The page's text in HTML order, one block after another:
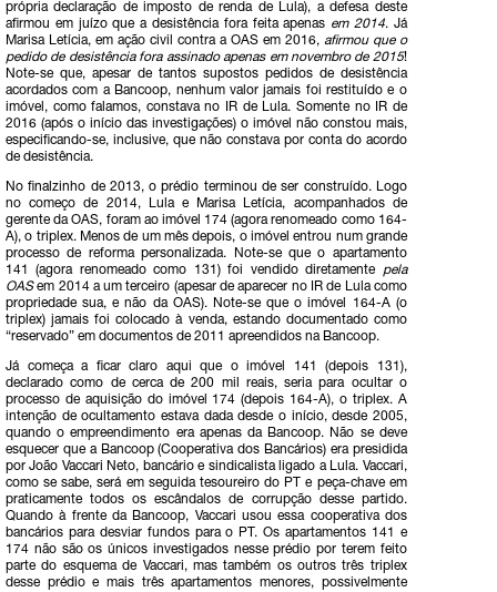
própria declaração de imposto de renda de Lula), a defesa deste
afirmou em juízo que a desistência fora feita apenas em 2014. Já
Marisa Letícia, em ação civil contra a OAS em 2016, afirmou que o
pedido de desistência fora assinado apenas em novembro de 2015!
Note-se que, apesar de tantos supostos pedidos de desistência
acordados com a Bancoop, nenhum valor jamais foi restituído e o
imóvel, como falamos, constava no IR de Lula. Somente no IR de
2016 (após o início das investigações) o imóvel não constou mais,
especificando-se, inclusive, que não constava por conta do acordo
de desistência.
No finalzinho de 2013, o prédio terminou de ser construído. Logo
no começo de 2014, Lula e Marisa Letícia, acompanhados de
gerente da OAS, foram ao imóvel 174 (agora renomeado como 164-
A), o triplex. Menos de um mês depois, o imóvel entrou num grande
processo de reforma personalizada. Note-se que o apartamento
141 (agora renomeado como 131) foi vendido diretamentepela
OASem 2014 a um terceiro (apesar de aparecer no IR de Lula como
propriedade sua, e não da OAS). Note-se que o imóvel 164-A (o
triplex) jamais foi colocado à venda, estando documentado como
“reservado” em documentos de 2011 apreendidos na Bancoop.
Já começa a ficar claro aqui que o imóvel 141 (depois 131),
declarado como de cerca de 200 mil reais, seria para ocultar o
processo de aquisição do imóvel 174 (depois 164-A), o triplex. A
intenção de ocultamento estava dada desde o início, desde 2005,
quando o empreendimento era apenas da Bancoop. Não se deve
esquecer que a Bancoop (Cooperativa dos Bancários) era presidida
por João Vaccari Neto, bancário e sindicalista ligado a Lula. Vaccari,
como se sabe, será em seguida tesoureiro do PT e peça-chave em
praticamente todos os escândalos de corrupção desse partido.
Quando à frente da Bancoop, Vaccari usou essa cooperativa dos
bancários para desviar fundos para o PT. Os apartamentos 141 e
174 não são os únicos investigados nesse prédio por terem feito
parte do esquema de Vaccari, mas também os outros três triplex
desse prédio e mais três apartamentos menores, possivelmente